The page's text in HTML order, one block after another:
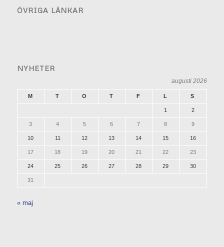
ÖVRIGA LÄNKAR
NYHETER
augusti 2026
M T O T F L S
1 2
3 4 5 6 7 8 9
10 11 12 13 14 15 16
17 18 19 20 21 22 23
24 25 26 27 28 29 30
31
« maj